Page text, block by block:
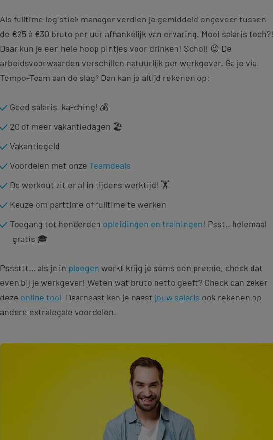
Als fulltime logistiek manager verdien je gemiddeld ongeveer tussen
de €25 à €30 bruto per uur afhankelijk van ervaring. Mooi salaris toch?!
Daar kun je een hele hoop pintjes voor drinken! Schol! 😉 De
arbeidsvoorwaarden verschillen natuurlijk per werkgever. Ga je via
Tempo-Team aan de slag? Dan kan je altijd rekenen op:
Goed salaris, ka-ching! 💰
20 of meer vakantiedagen 🏖️
Vakantiegeld
Voordelen met onze Teamdeals
De workout zit er al in tijdens werktijd! 🏋️
Keuze om parttime of fulltime te werken
Toegang tot honderden opleidingen en trainingen! Psst.. helemaal
gratis 🎓
Psssttt… als je in ploegen werkt krijg je soms een premie, check dat
even bij je werkgever! Weten wat bruto netto geeft? Check dan zeker
deze online tool. Daarnaast kan je naast jouw salaris ook rekenen op
andere extralegale voordelen.